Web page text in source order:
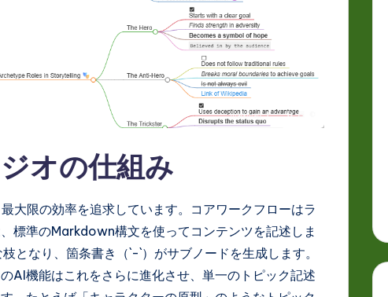
オの仕組み
大限の効率を追求しています。コアワークフローはラ
標準のMarkdown構文を使ってコンテンツを記述しま
となり、箇条書き（`-`）がサブノードを生成します。
AI機能はこれをさらに進化させ、単一のトピック記述